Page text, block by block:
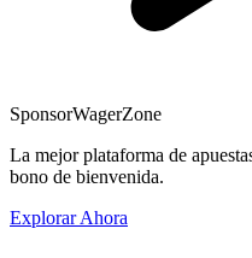
SponsorWagerZone
La mejor plataforma de
bono de bienvenida.
Explorar Ahora